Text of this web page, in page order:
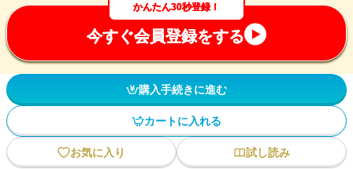
かんたん30秒登録！
今すぐ会員登録をする
購入手続きに進む
カートに入れる
お気に入り
試し読み